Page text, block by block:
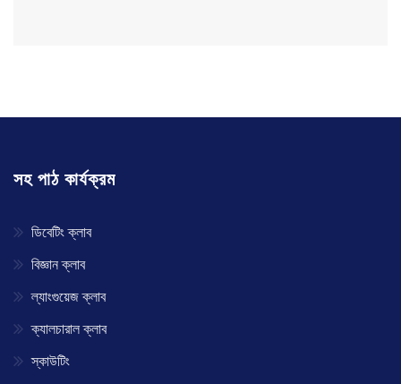
সহ পাঠ কার্যক্রম
ডিবেটিং ক্লাব
বিজ্ঞান ক্লাব
ল্যাংগুয়েজ ক্লাব
ক্যালচারাল ক্লাব
স্কাউটিং